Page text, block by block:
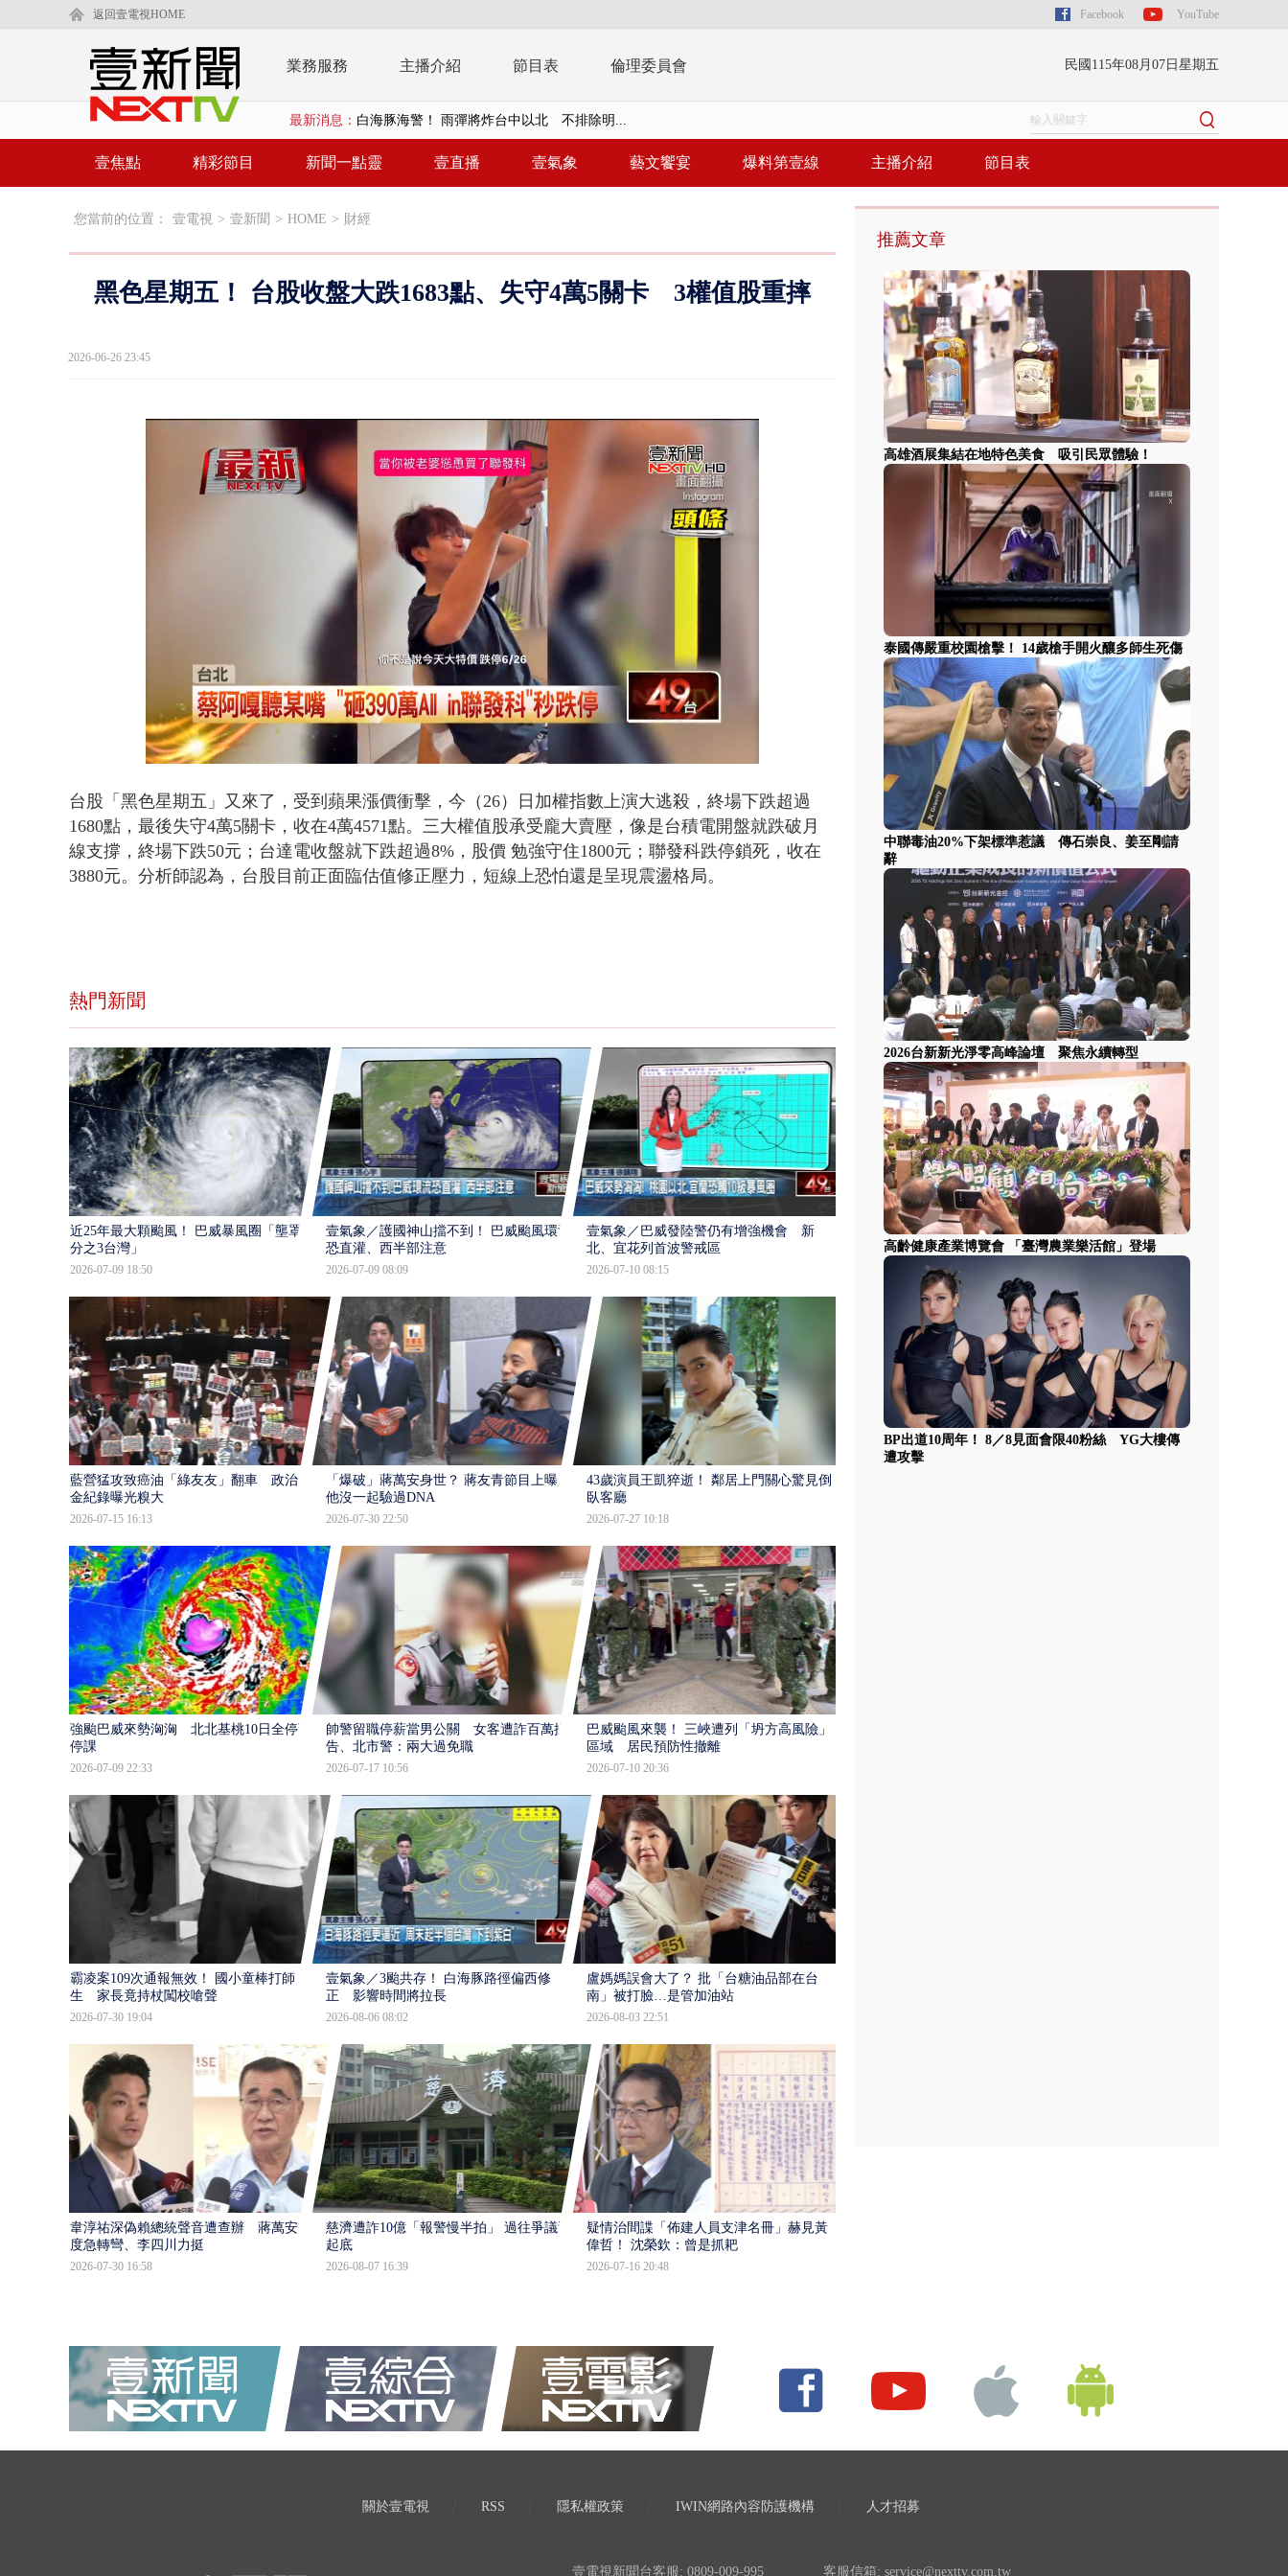
返回壹電視HOME Facebook YouTube
業務服務 主播介紹 節目表 倫理委員會 民國115年08月07日星期五
最新消息： 白海豚海警！ 雨彈將炸台中以北 不排除明...
沖繩機場航班取消！ 滯留旅客「拚手速」搶...
名律狠詐慈濟10億！ 豪宅藏「9千萬鈔票磚、...
父親節限定！ 「一鴨三吃」、「客家攪福」...
壹焦點 精彩節目 新聞一點靈 壹直播 壹氣象 藝文饗宴 爆料第壹線 主播介紹 節目表
您當前的位置： 壹電視 > 壹新聞 > HOME > 財經
黑色星期五！ 台股收盤大跌1683點、失守4萬5關卡 3權值股重摔
2026-06-26 23:45
Unmute Loaded
46.31%
台股「黑色星期五」又來了，受到蘋果漲價衝擊，今（26）日加權指數上演大逃殺，終場下跌超過
1680點，最後失守4萬5關卡，收在4萬4571點。三大權值股承受龐大賣壓，像是台積電開盤就跌破月
線支撐，終場下跌50元；台達電收盤就下跌超過8%，股價 勉強守住1800元；聯發科跌停鎖死，收在
3880元。分析師認為，台股目前正面臨估值修正壓力，短線上恐怕還是呈現震盪格局。
熱門新聞
近25年最大顆颱風！ 巴威暴風圈「壟罩4
分之3台灣」
2026-07-09 18:50
壹氣象／護國神山擋不到！ 巴威颱風環流
恐直灌、西半部注意
2026-07-09 08:09
壹氣象／巴威發陸警仍有增強機會 新
北、宜花列首波警戒區
2026-07-10 08:15
藍營猛攻致癌油「綠友友」翻車 政治獻
金紀錄曝光糗大
2026-07-15 16:13
「爆破」蔣萬安身世？ 蔣友青節目上曝：
他沒一起驗過DNA
2026-07-30 22:50
43歲演員王凱猝逝！ 鄰居上門關心驚見倒
臥客廳
2026-07-27 10:18
強颱巴威來勢洶洶 北北基桃10日全停班
停課
2026-07-09 22:33
帥警留職停薪當男公關 女客遭詐百萬提
告、北市警：兩大過免職
2026-07-17 10:56
巴威颱風來襲！ 三峽遭列「坍方高風險」
區域 居民預防性撤離
2026-07-10 20:36
霸凌案109次通報無效！ 國小童棒打師
生 家長竟持杖闖校嗆聲
2026-07-30 19:04
壹氣象／3颱共存！ 白海豚路徑偏西修
正 影響時間將拉長
2026-08-06 08:02
盧媽媽誤會大了？ 批「台糖油品部在台
南」被打臉…是管加油站
2026-08-03 22:51
韋淳祐深偽賴總統聲音遭查辦 蔣萬安態
度急轉彎、李四川力挺
2026-07-30 16:58
慈濟遭詐10億「報警慢半拍」 過往爭議遭
起底
2026-08-07 16:39
疑情治間諜「佈建人員支津名冊」赫見黃
偉哲！ 沈榮欽：曾是抓耙
2026-07-16 20:48
推薦文章
高雄酒展集結在地特色美食 吸引民眾體驗！
泰國傳嚴重校園槍擊！ 14歲槍手開火釀多師生死傷
中聯毒油20%下架標準惹議 傳石崇良、姜至剛請
辭
2026台新新光淨零高峰論壇 聚焦永續轉型
高齡健康產業博覽會 「臺灣農業樂活館」登場
BP出道10周年！ 8／8見面會限40粉絲 YG大樓傳
遭攻擊
關於壹電視 RSS 隱私權政策 IWIN網路內容防護機構 人才招募
壹電視新聞台客服: 0809-009-995 客服信箱: service@nexttv.com.tw